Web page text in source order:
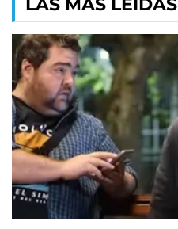
LAS MÁS LEÍDAS